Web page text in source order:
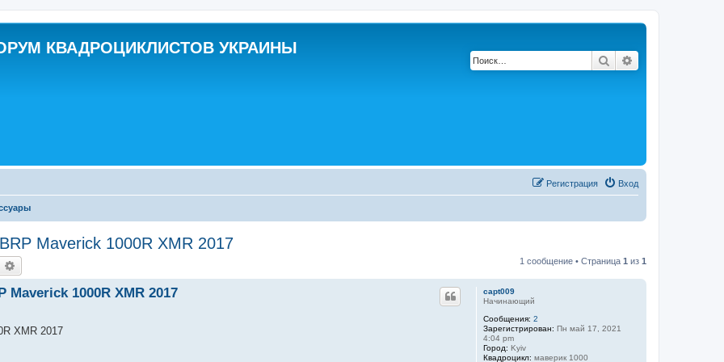
КВАДРОЦИКЛИСТОВ УКРАИНЫ
Поиск
Вход
Регистрация
Maverick 1000R XMR 2017
1 сообщение • Страница 1 из 1
capt009
Начинающий
Сообщения: 2
Зарегистрирован: Пн май 17, 2021
4:04 pm
Город: Kyiv
Квадроцикл: маверик 1000
1000R XMR 2017
XMR 2017